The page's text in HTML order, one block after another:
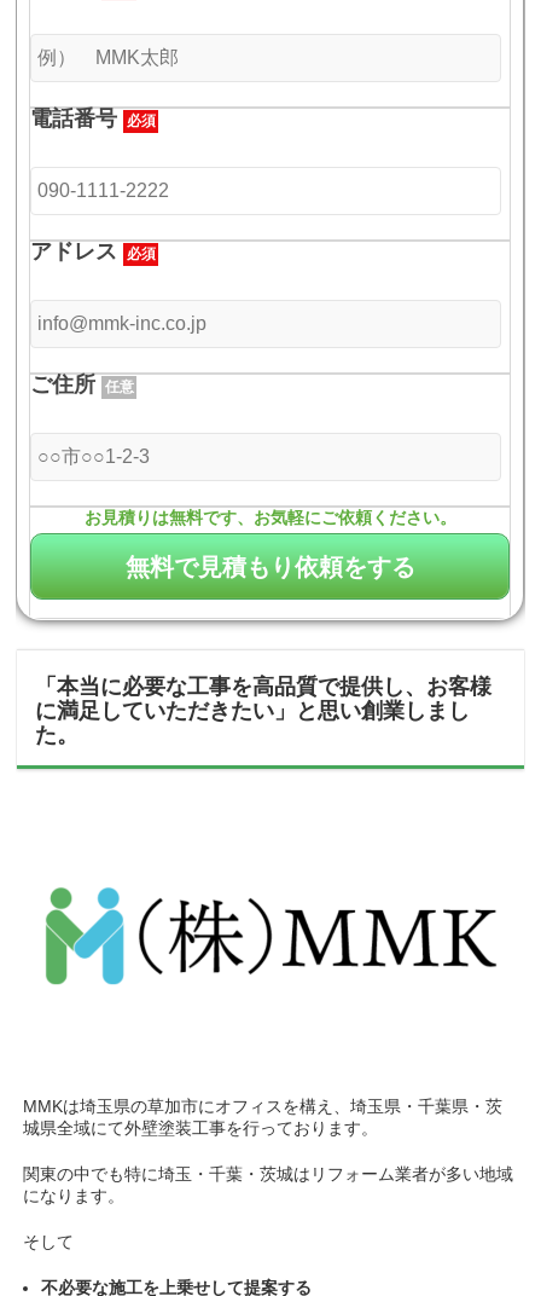
電話番号 必須
アドレス 必須
ご住所 任意
お見積りは無料です、お気軽にご依頼ください。
「本当に必要な工事を高品質で提供し、お客様
に満足していただきたい」と思い創業しまし
た。
MMKは埼玉県の草加市にオフィスを構え、埼玉県・千葉県・茨
城県全域にて外壁塗装工事を行っております。
関東の中でも特に埼玉・千葉・茨城はリフォーム業者が多い地域
になります。
そして
不必要な施工を上乗せして提案する